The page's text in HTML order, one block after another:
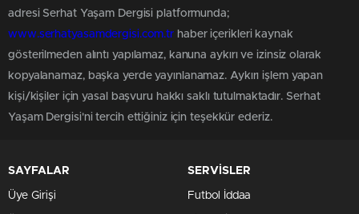
adresi Serhat Yaşam Dergisi platformunda;
www.serhatyasamdergisi.com.tr haber içerikleri kaynak
gösterilmeden alıntı yapılamaz, kanuna aykırı ve izinsiz olarak
kopyalanamaz, başka yerde yayınlanamaz. Aykırı işlem yapan
kişi/kişiler için yasal başvuru hakkı saklı tutulmaktadır. Serhat
Yaşam Dergisi'ni tercih ettiğiniz için teşekkür ederiz.
SAYFALAR
Üye Girişi
SERVİSLER
Futbol İddaa